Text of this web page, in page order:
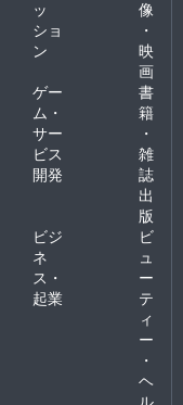
ッ
ショ
ン
像
・
映
画
ゲー
ム・
サー
ビス
開発
書
籍
・
雑
誌
出
版
ビジ
ネ
ス・
起業
ビ
ュ
ー
テ
ィ
ー
・
ヘ